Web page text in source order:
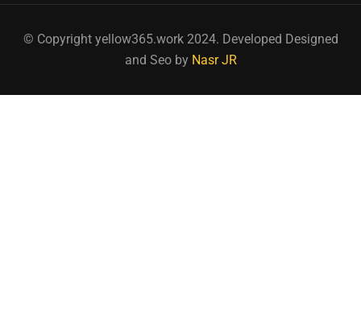
© Copyright yellow365.work 2024. Developed Designed
and Seo by Nasr JR